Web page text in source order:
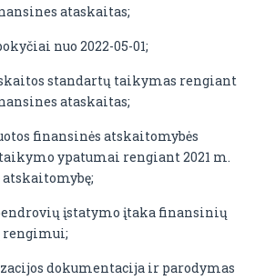
ataskaitas;
nuo 2022-05-01;
standartų taikymas rengiant
ataskaitas;
finansinės atskaitomybės
ypatumai rengiant 2021 m.
įstatymo įtaka finansinių
dokumentacija ir parodymas